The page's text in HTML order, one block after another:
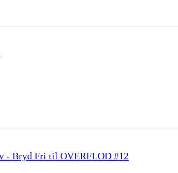
- Bryd Fri til OVERFLOD #12